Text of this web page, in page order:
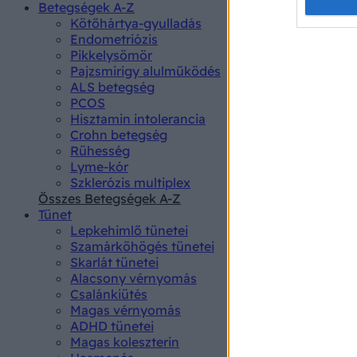
Betegségek A-Z
Kötőhártya-gyulladás
Endometriózis
Pikkelysömör
Pajzsmirigy alulműködés
ALS betegség
PCOS
Hisztamin intolerancia
Crohn betegség
Rühesség
Lyme-kór
Szklerózis multiplex
Összes Betegségek A-Z
Tünet
Lepkehimlő tünetei
Szamárköhögés tünetei
Skarlát tünetei
Alacsony vérnyomás
Csalánkiütés
Magas vérnyomás
ADHD tünetei
Magas koleszterin